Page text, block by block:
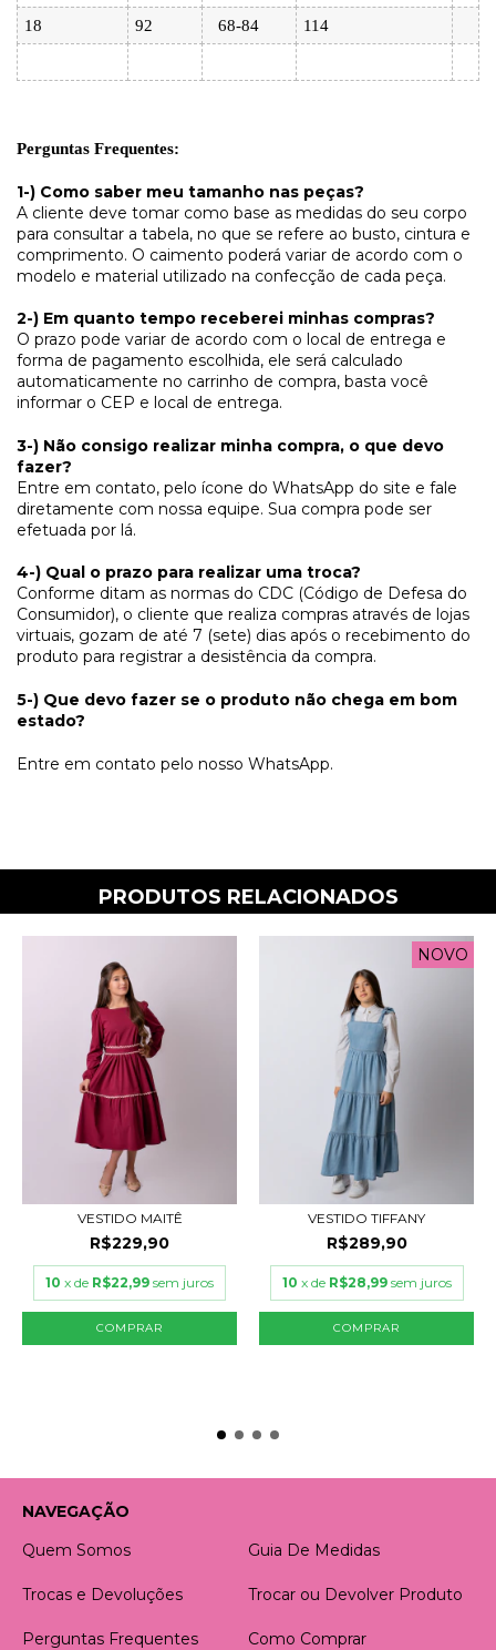
18 92 68-84 114
Perguntas Frequentes:
1-) Como saber meu tamanho nas peças?
A cliente deve tomar como base as medidas do seu corpo
para consultar a tabela, no que se refere ao busto, cintura e
comprimento. O caimento poderá variar de acordo com o
modelo e material utilizado na confecção de cada peça.
2-) Em quanto tempo receberei minhas compras?
O prazo pode variar de acordo com o local de entrega e
forma de pagamento escolhida, ele será calculado
automaticamente no carrinho de compra, basta você
informar o CEP e local de entrega.
3-) Não consigo realizar minha compra, o que devo
fazer?
Entre em contato, pelo ícone do WhatsApp do site e fale
diretamente com nossa equipe. Sua compra pode ser
efetuada por lá.
4-) Qual o prazo para realizar uma troca?
Conforme ditam as normas do CDC (Código de Defesa do
Consumidor), o cliente que realiza compras através de lojas
virtuais, gozam de até 7 (sete) dias após o recebimento do
produto para registrar a desistência da compra.
5-) Que devo fazer se o produto não chega em bom
estado?
Entre em contato pelo nosso WhatsApp.
PRODUTOS RELACIONADOS
VESTIDO MAITÊ
R$229,90
10 x de R$22,99 sem juros
COMPRAR
NOVO
VESTIDO TIFFANY
R$289,90
10 x de R$28,99 sem juros
COMPRAR
NAVEGAÇÃO
Quem Somos
Guia De Medidas
Trocas e Devoluções Trocar ou Devolver Produto
Perguntas Frequentes Como Comprar